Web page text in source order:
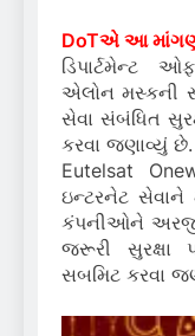
DoTએ આ
ડિપાર્ટમેન્ટ
એલોન મસ્કની
સેવા સંબંધિત
કરવા જણાવ્યું
Eutelsat
ઇન્ટરનેટ
કંપનીઓને
જરૂરી સુરક્ષા
સબમિટ કરવા